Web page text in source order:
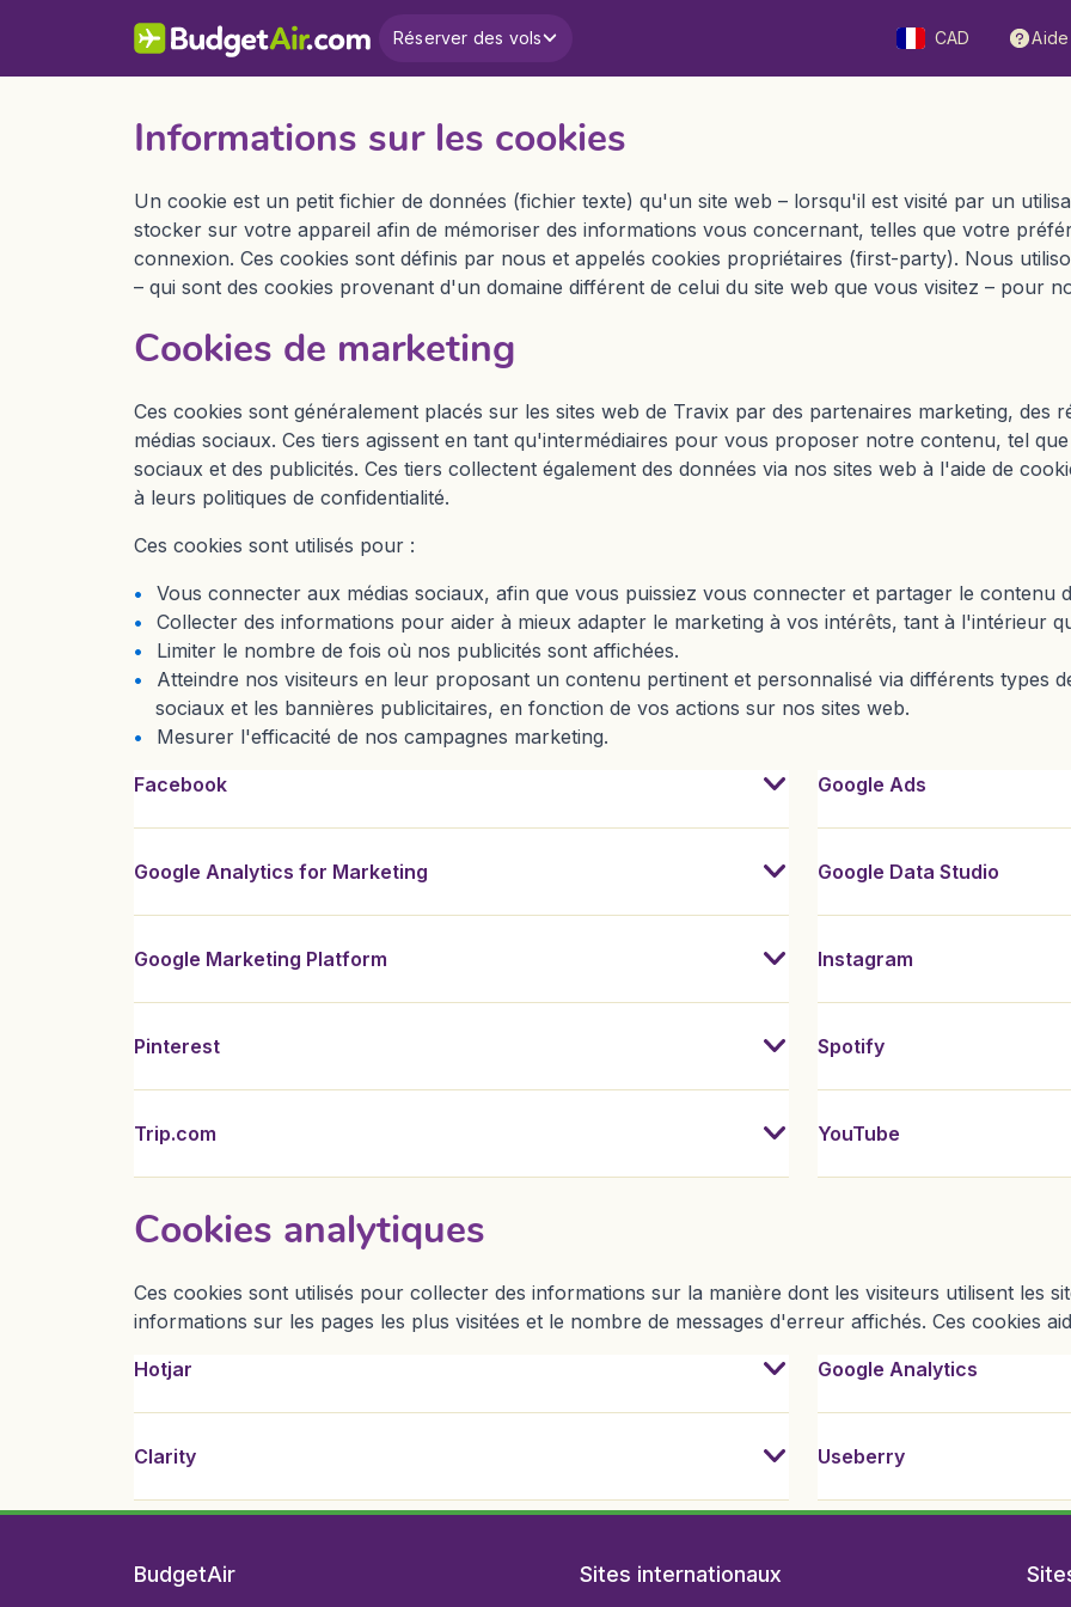
Réserver des vols CAD Aide
Informations sur les cookies
Un cookie est un petit fichier de données (fichier texte) qu'un site web – lorsqu'il est visité par un
stocker sur votre appareil afin de mémoriser des informations vous concernant, telles que votre
connexion. Ces cookies sont définis par nous et appelés cookies propriétaires (first-party). Nous
– qui sont des cookies provenant d'un domaine différent de celui du site web que vous visitez – pour
Cookies de marketing
Ces cookies sont généralement placés sur les sites web de Travix par des partenaires marketing, des
médias sociaux. Ces tiers agissent en tant qu'intermédiaires pour vous proposer notre contenu, tel
sociaux et des publicités. Ces tiers collectent également des données via nos sites web à l'aide de
à leurs politiques de confidentialité.
Ces cookies sont utilisés pour :
Vous connecter aux médias sociaux, afin que vous puissiez vous connecter et partager le contenu
Collecter des informations pour aider à mieux adapter le marketing à vos intérêts, tant à l'intérieur
Limiter le nombre de fois où nos publicités sont affichées.
Atteindre nos visiteurs en leur proposant un contenu pertinent et personnalisé via différents types
sociaux et les bannières publicitaires, en fonction de vos actions sur nos sites web.
Mesurer l'efficacité de nos campagnes marketing.
Facebook
Il s'agit d'une technologie de suivi fournie par Facebook. Elle est utilisée pour mesurer la performance des
Google Analytics for Marketing
Budgetair affiche des publicités sur des sites web et des applications tierces. Nous voulons comprendre si ces
Google Marketing Platform
Nous utilisons la Google Marketing Platform pour vous présenter des publicités ciblées et personnalisées dans
Pinterest
Il s'agit d'une technologie de suivi proposée par Pinterest. Elle collecte des données utilisées pour diffuser des
Trip.com
Budgetair fait partie de Trip.com. À ce titre, Trip.com place un cookie à des fins de données et de mesure. Ces
Google Ads
Nous utilisons Google Ads
Google Data Studio
Google Data Studio est un
Instagram
Il s'agit d'une technologie de
Spotify
Il s'agit d'une technologie de
YouTube
Il s'agit d'une technologie de
Cookies analytiques
Ces cookies sont utilisés pour collecter des informations sur la manière dont les visiteurs utilisent les
informations sur les pages les plus visitées et le nombre de messages d'erreur affichés. Ces cookies
Hotjar
Hotjar est un service d'analyse web et de feedback par lequel nous pouvons recueillir des commentaires en temps
Clarity
Clarity est un outil d'analyse comportementale de Microsoft qui nous aide à comprendre comment les utilisateurs
Google Analytics
Google Analytics est un outil
Useberry
Useberry nous aide à tester et
BudgetAir Sites internationaux